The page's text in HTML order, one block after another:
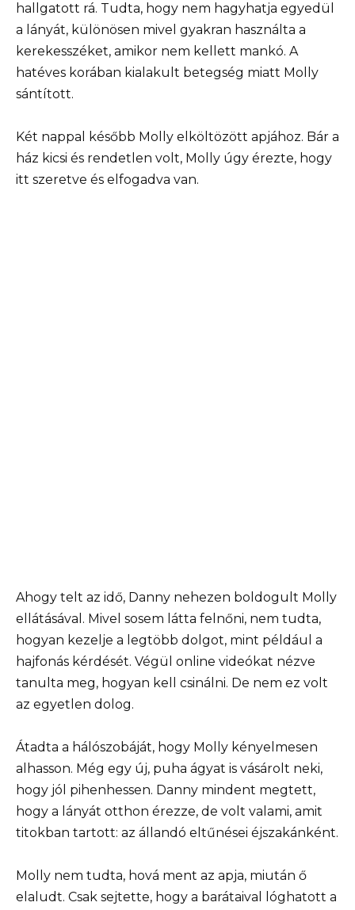
hallgatott rá. Tudta, hogy nem hagyhatja egyedül
a lányát, különösen mivel gyakran használta a
kerekesszéket, amikor nem kellett mankó. A
hatéves korában kialakult betegség miatt Molly
sántított.
Két nappal később Molly elköltözött apjához. Bár a
ház kicsi és rendetlen volt, Molly úgy érezte, hogy
itt szeretve és elfogadva van.
Ahogy telt az idő, Danny nehezen boldogult Molly
ellátásával. Mivel sosem látta felnőni, nem tudta,
hogyan kezelje a legtöbb dolgot, mint például a
hajfonás kérdését. Végül online videókat nézve
tanulta meg, hogyan kell csinálni. De nem ez volt
az egyetlen dolog.
Átadta a hálószobáját, hogy Molly kényelmesen
alhasson. Még egy új, puha ágyat is vásárolt neki,
hogy jól pihenhessen. Danny mindent megtett,
hogy a lányát otthon érezze, de volt valami, amit
titokban tartott: az állandó eltűnései éjszakánként.
Molly nem tudta, hová ment az apja, miután ő
elaludt. Csak sejtette, hogy a barátaival lóghatott a